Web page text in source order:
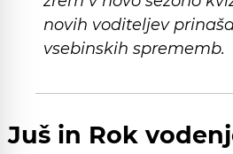
novih voditeljev
vsebinskih sprememb.
Juš in Rok